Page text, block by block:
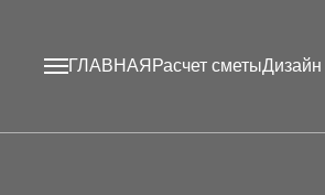
ГЛАВНАЯ Расчет сметыДизайн